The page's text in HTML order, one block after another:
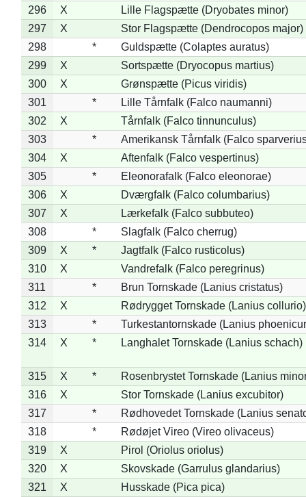
296
X
Lille Flagspætte (Dryobates minor)
297
X
Stor Flagspætte (Dendrocopos major)
298
*
Guldspætte (Colaptes auratus)
299
X
Sortspætte (Dryocopus martius)
300
X
Grønspætte (Picus viridis)
301
*
Lille Tårnfalk (Falco naumanni)
302
X
Tårnfalk (Falco tinnunculus)
303
*
Amerikansk Tårnfalk (Falco
304
X
Aftenfalk (Falco vespertinus)
305
*
Eleonorafalk (Falco eleonorae)
306
X
Dværgfalk (Falco columbarius)
307
X
Lærkefalk (Falco subbuteo)
308
*
Slagfalk (Falco cherrug)
309
X *
Jagtfalk (Falco rusticolus)
310
X
Vandrefalk (Falco peregrinus)
311
*
Brun Tornskade (Lanius cristatus)
312
X
Rødrygget Tornskade (Lanius collurio)
313
*
Turkestantornskade (Lanius
314
X * Langhalet Tornskade (Lanius schach)
315 X *
Rosenbrystet Tornskade (Lanius
316
X
Stor Tornskade (Lanius excubitor)
317
*
Rødhovedet Tornskade (Lanius
318
*
Rødøjet Vireo (Vireo olivaceus)
319
X
Pirol (Oriolus oriolus)
320
X
Skovskade (Garrulus glandarius)
321
X
Husskade (Pica pica)